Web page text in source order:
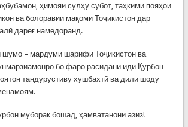
ҳимояи сулҳу субот, таҳкими пояҳои
ва болоравии мақоми Тоҷикистон дар
дареғ намедоранд.
шумо – мардуми шарифи Тоҷикистон ва
бо фаро расидани иди Қурбон
тандурустиву хушбахтӣ ва дили шоду
муборак бошад, ҳамватанони азиз!